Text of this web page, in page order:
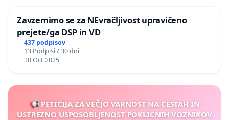
Zavzemimo se za NEvračljivost upravičeno
prejete/ga DSP in VD
437 podpisov
13 Podpisi / 30 dni
30 Oct 2025
📢 PETICIJA ZA VEČJO VARNOST NA CESTAH IN
USTREZNO USPOSOBLJENOST POKLICNIH VOZNIKOV